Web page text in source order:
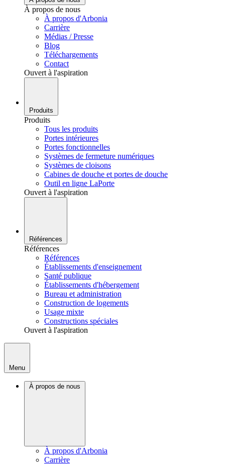
À propos de nous
À propos d'Arbonia
Carrière
Médias / Presse
Blog
Téléchargements
Contact
Ouvert à l'aspiration
Produits
Produits
Tous les produits
Portes intérieures
Portes fonctionnelles
Systèmes de fermeture numériques
Systèmes de cloisons
Cabines de douche et portes de douche
Outil en ligne LaPorte
Ouvert à l'aspiration
Références
Références
Références
Établissements d'enseignement
Santé publique
Établissements d'hébergement
Bureau et administration
Construction de logements
Usage mixte
Constructions spéciales
Ouvert à l'aspiration
Menu
À propos de nous
À propos d'Arbonia
Carrière